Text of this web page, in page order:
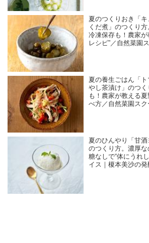
夏のつくりおき「
くだ煮」のつくり
冷凍保存も！農家が
レシピ”／自然菜園
夏の養生ごはん「
やし茶漬け」のつ
も！農家が教える夏
べ方／自然菜園ス
夏のひんやり「甘酒
のつくり方。濃厚
糖なしで“体にうれ
イス｜榎本美沙の発